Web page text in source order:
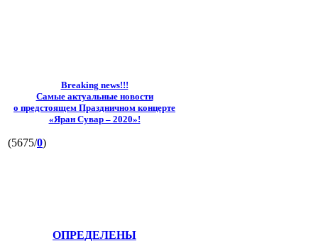
Breaking news!!!
Самые актуальные новости
о предстоящем Праздничном концерте
«Яран Сувар – 2020»!
(5675/0)
ОПРЕДЕЛЕНЫ